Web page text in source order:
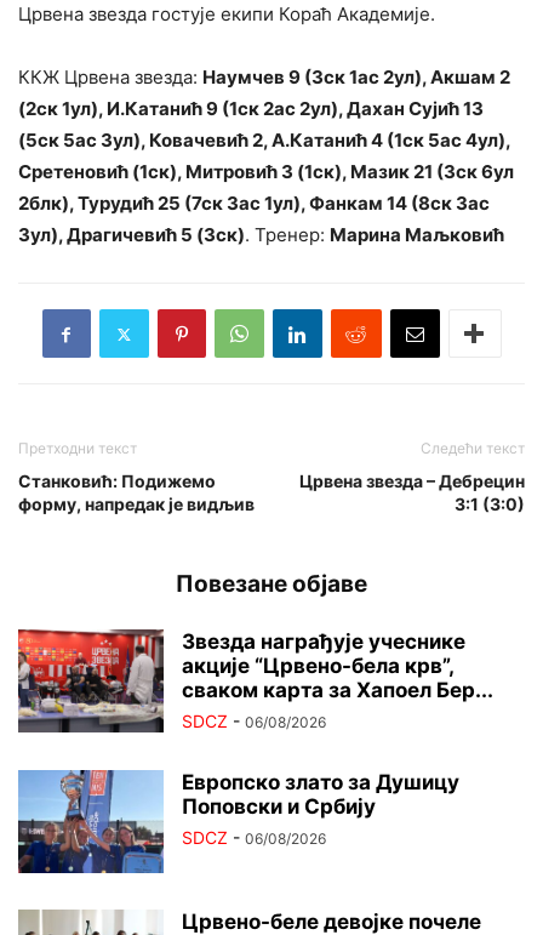
Црвена звезда гостује екипи Кораћ Академије.
ККЖ Црвена звезда: Наумчев 9 (3ск 1ас 2ул), Акшам 2
(2ск 1ул), И.Катанић 9 (1ск 2ас 2ул), Дахан Сујић 13
(5ск 5ас 3ул), Ковачевић 2, А.Катанић 4 (1ск 5ас 4ул),
Сретеновић (1ск), Митровић 3 (1ск), Мазик 21 (3ск 6ул
2блк), Турудић 25 (7ск 3ас 1ул), Фанкам 14 (8ск 3ас
3ул), Драгичевић 5 (3ск). Тренер: Марина Маљковић
Претходни текст
Станковић: Подижемо
форму, напредак је видљив
Следећи текст
Црвена звезда – Дебрецин
3:1 (3:0)
Повезане објаве
Звезда награђује учеснике
акције “Црвено-бела крв”,
сваком карта за Хапоел Бер...
SDCZ - 06/08/2026
Европско злато за Душицу
Поповски и Србију
SDCZ - 06/08/2026
Црвено-беле девојке почеле